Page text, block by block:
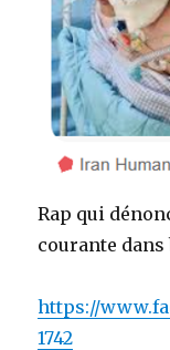
Rap qui
courante dans
https://
1742